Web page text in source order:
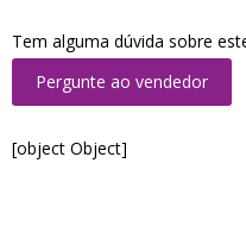
Tem alguma dúvida sobre
Pergunte ao vendedor
[object Object]